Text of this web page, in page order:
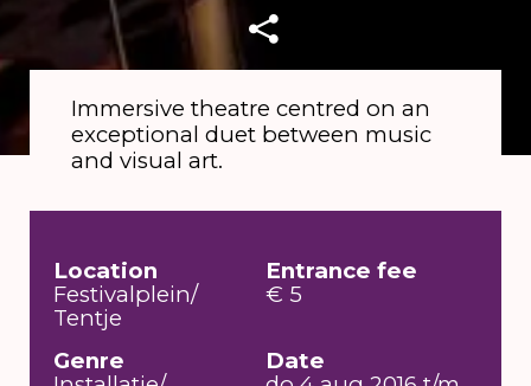
Immersive theatre centred on an
exceptional duet between music
and visual art.
Location
Festivalplein/
Tentje
Entrance fee
€ 5
Genre
Date